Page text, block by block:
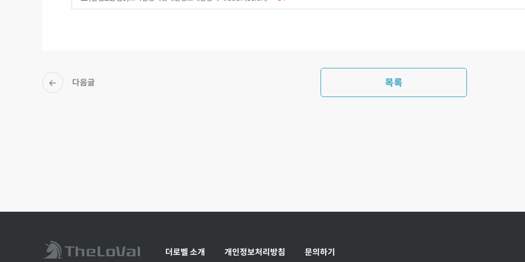
다음글 목록
더로벨 소개 개인정보처리방침 문의하기